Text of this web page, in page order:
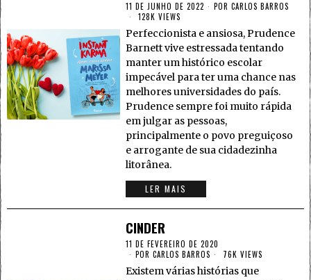
11 DE JUNHO DE 2022 PORCARLOS BARROS
128K VIEWS
Perfeccionista e ansiosa, Prudence
Barnett vive estressada tentando
manter um histórico escolar
impecável para ter uma chance nas
melhores universidades do país.
Prudence sempre foi muito rápida
em julgar as pessoas,
principalmente o povo preguiçoso
e arrogante de sua cidadezinha
litorânea.
LER MAIS
CINDER
11 DE FEVEREIRO DE 2020
PORCARLOS BARROS 76K VIEWS
Existem várias histórias que